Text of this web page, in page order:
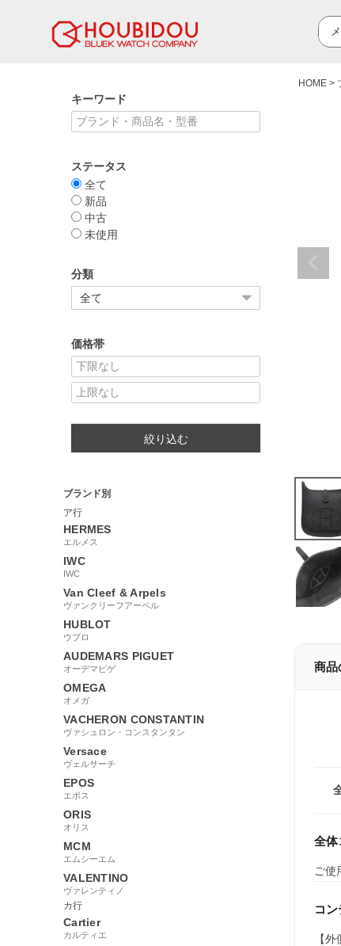
キーワード
ステータス
全て
新品
中古
未使用
分類
価格帯
絞り込む
ブランド別
ア行
HERMES
エルメス
IWC
IWC
Van Cleef & Arpels
ヴァンクリーフアーペル
HUBLOT
ウブロ
AUDEMARS PIGUET
オーデマピゲ
OMEGA
オメガ
VACHERON CONSTANTIN
ヴァシュロン・コンスタンタン
Versace
ヴェルサーチ
EPOS
エポス
ORIS
オリス
MCM
エムシーエム
VALENTINO
ヴァレンティノ
カ行
Cartier
カルティエ
HOME
商品
全体
ご使
コ
【